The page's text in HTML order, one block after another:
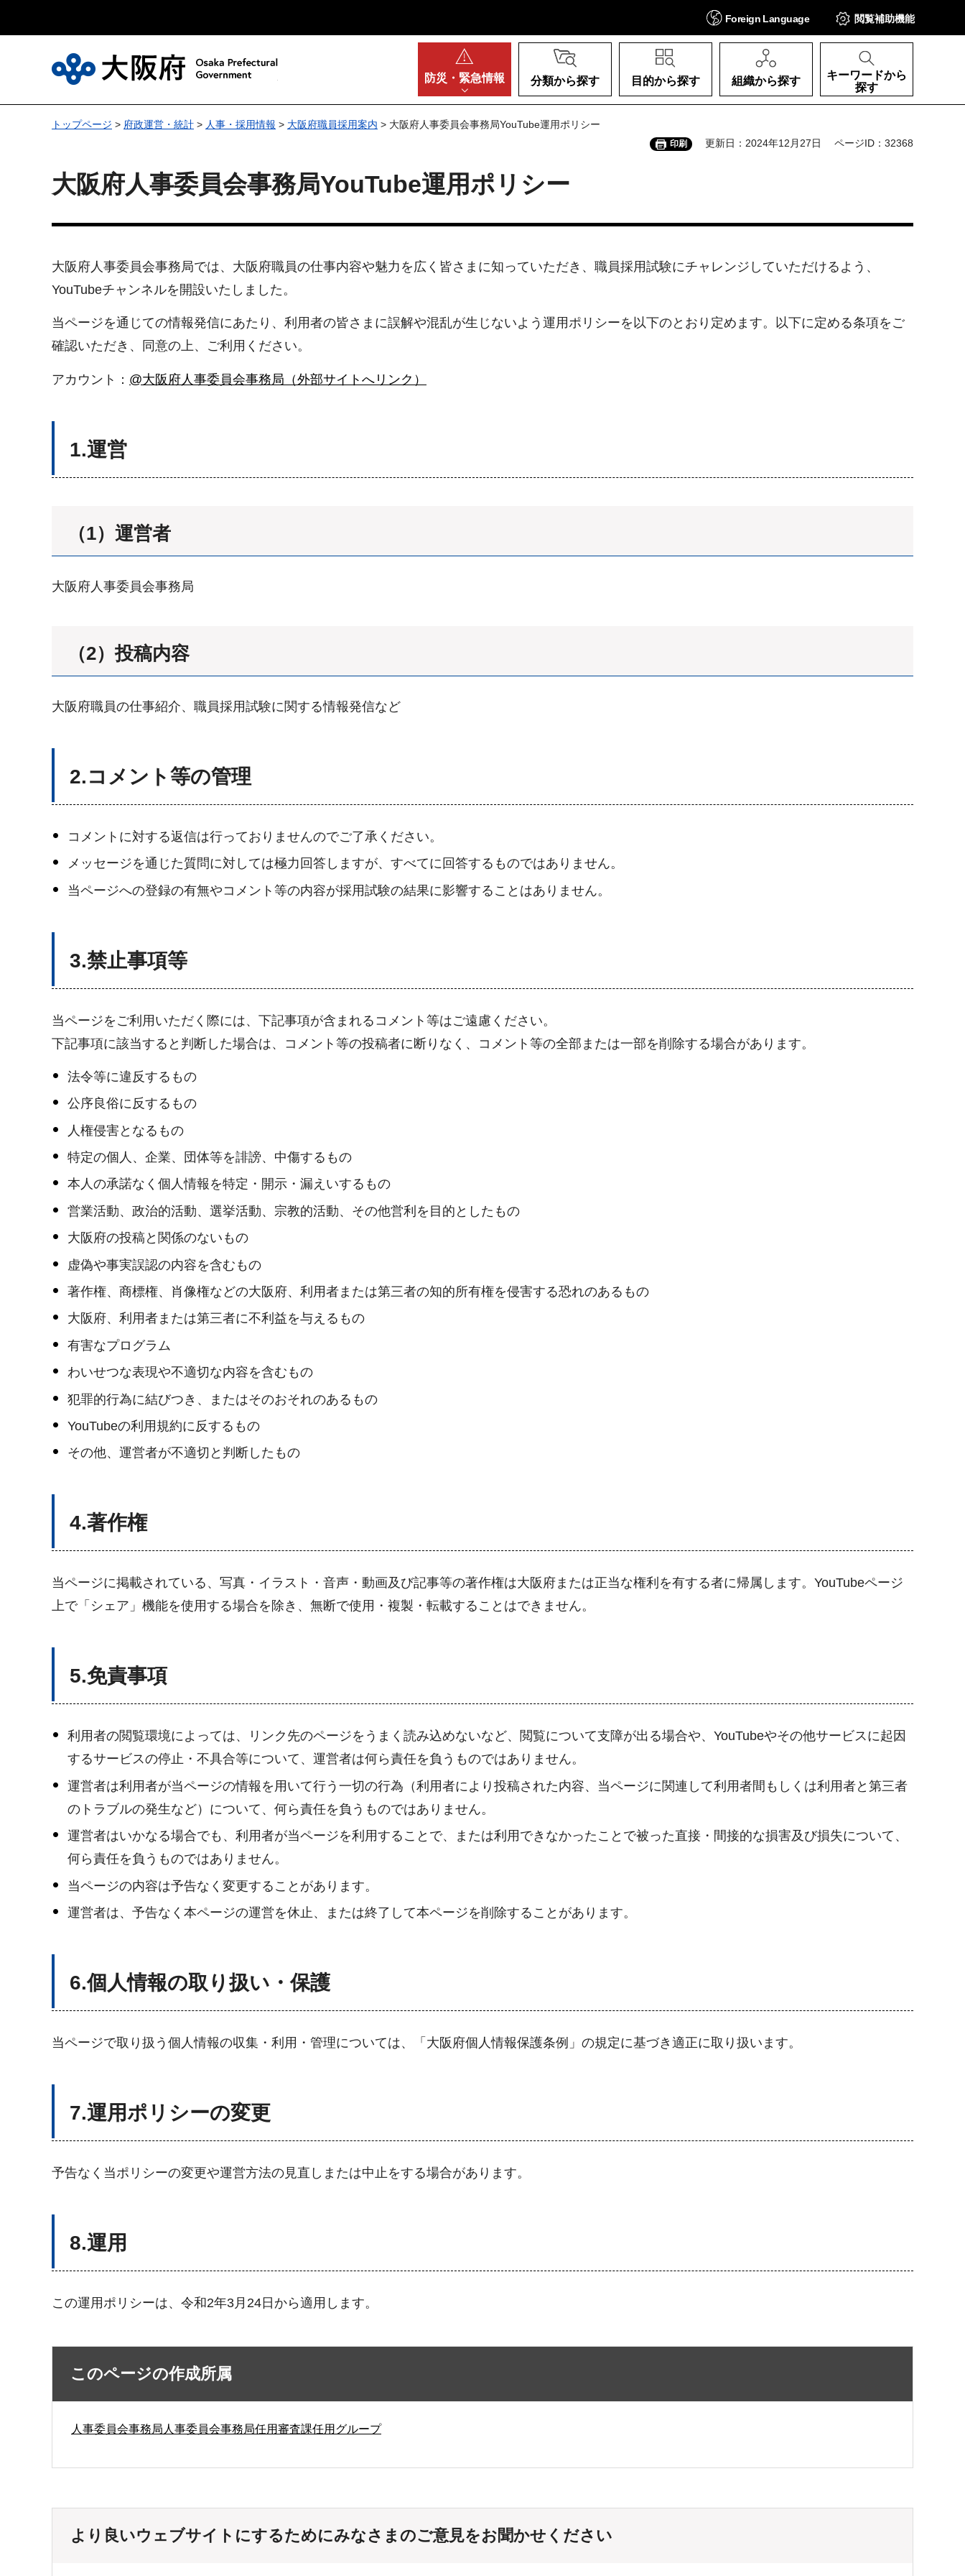
Foreign Language 閲覧補助機能
防災・ 緊急情報 分類から探す 目的から探す 組織から探す
キーワードから
探す
トップページ > 府政運営・統計 > 人事・採用情報 > 大阪府職員採用案内 > 大阪府人事委員会事務局YouTube運用ポリシー
印刷 更新日：2024年12月27日 ページID：32368
大阪府人事委員会事務局YouTube運用ポリシー
大阪府人事委員会事務局では、大阪府職員の仕事内容や魅力を広く皆さまに知っていただき、職員採用試験にチャレンジしていただけるよう、
YouTubeチャンネルを開設いたしました。
当ページを通じての情報発信にあたり、利用者の皆さまに誤解や混乱が生じないよう運用ポリシーを以下のとおり定めます。以下に定める条項をご
確認いただき、同意の上、ご利用ください。
アカウント： @大阪府人事委員会事務局（外部サイトへリンク）
1.運営
（1）運営者
大阪府人事委員会事務局
（2）投稿内容
大阪府職員の仕事紹介、職員採用試験に関する情報発信など
2.コメント等の管理
コメントに対する返信は行っておりませんのでご了承ください。
メッセージを通じた質問に対しては極力回答しますが、すべてに回答するものではありません。
当ページへの登録の有無やコメント等の内容が採用試験の結果に影響することはありません。
3.禁止事項等
当ページをご利用いただく際には、下記事項が含まれるコメント等はご遠慮ください。
下記事項に該当すると判断した場合は、コメント等の投稿者に断りなく、コメント等の全部または一部を削除する場合があります。
法令等に違反するもの
公序良俗に反するもの
人権侵害となるもの
特定の個人、企業、団体等を誹謗、中傷するもの
本人の承諾なく個人情報を特定・開示・漏えいするもの
営業活動、政治的活動、選挙活動、宗教的活動、その他営利を目的としたもの
大阪府の投稿と関係のないもの
虚偽や事実誤認の内容を含むもの
著作権、商標権、肖像権などの大阪府、利用者または第三者の知的所有権を侵害する恐れのあるもの
大阪府、利用者または第三者に不利益を与えるもの
有害なプログラム
わいせつな表現や不適切な内容を含むもの
犯罪的行為に結びつき、またはそのおそれのあるもの
YouTubeの利用規約に反するもの
その他、運営者が不適切と判断したもの
4.著作権
当ページに掲載されている、写真・イラスト・音声・動画及び記事等の著作権は大阪府または正当な権利を有する者に帰属します。YouTubeページ
上で「シェア」機能を使用する場合を除き、無断で使用・複製・転載することはできません。
5.免責事項
利用者の閲覧環境によっては、リンク先のページをうまく読み込めないなど、閲覧について支障が出る場合や、YouTubeやその他サービスに起因
するサービスの停止・不具合等について、運営者は何ら責任を負うものではありません。
運営者は利用者が当ページの情報を用いて行う一切の行為（利用者により投稿された内容、当ページに関連して利用者間もしくは利用者と第三者
のトラブルの発生など）について、何ら責任を負うものではありません。
運営者はいかなる場合でも、利用者が当ページを利用することで、または利用できなかったことで被った直接・間接的な損害及び損失について、
何ら責任を負うものではありません。
当ページの内容は予告なく変更することがあります。
運営者は、予告なく本ページの運営を休止、または終了して本ページを削除することがあります。
6.個人情報の取り扱い・保護
当ページで取り扱う個人情報の収集・利用・管理については、「大阪府個人情報保護条例」の規定に基づき適正に取り扱います。
7.運用ポリシーの変更
予告なく当ポリシーの変更や運営方法の見直しまたは中止をする場合があります。
8.運用
この運用ポリシーは、令和2年3月24日から適用します。
このページの作成所属
人事委員会事務局人事委員会事務局任用審査課任用グループ
より良いウェブサイトにするためにみなさまのご意見をお聞かせください